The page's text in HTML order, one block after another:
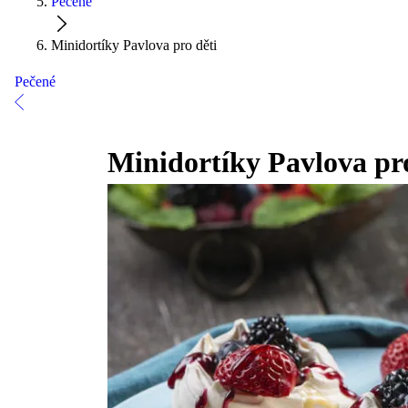
Minidortíky Pavlova pro děti
Pečené
Minidortíky Pavlova